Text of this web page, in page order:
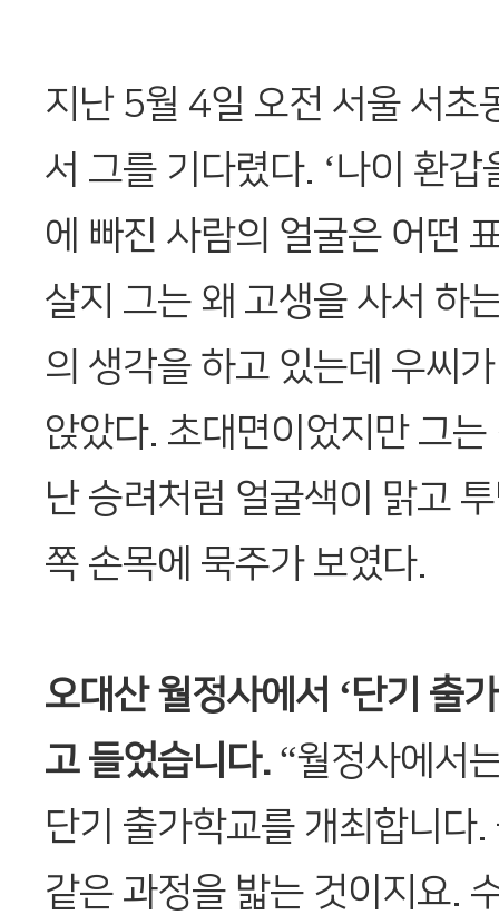
지난 5월 4일 오전 서울 서초
서 그를 기다렸다. ‘나이 환
에 빠진 사람의 얼굴은 어떤
살지 그는 왜 고생을 사서 하
의 생각을 하고 있는데 우씨
앉았다. 초대면이었지만 그
난 승려처럼 얼굴색이 맑고
쪽 손목에 묵주가 보였다.
오대산 월정사에서 ‘단기 출
고 들었습니다. “월정사에서
단기 출가학교를 개최합니다
같은 과정을 밟는 것이지요.